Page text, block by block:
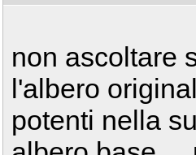
non ascoltare
l'albero
potenti nella